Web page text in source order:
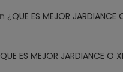
¿QUE ES MEJOR JARDIANCE
ES MEJOR JARDIANCE O